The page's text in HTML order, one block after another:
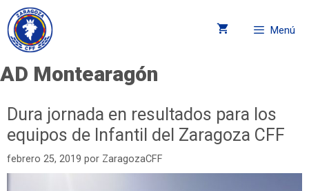
Menú
AD Montearagón
Dura jornada en resultados para los
equipos de Infantil del Zaragoza CFF
febrero 25, 2019 por ZaragozaCFF